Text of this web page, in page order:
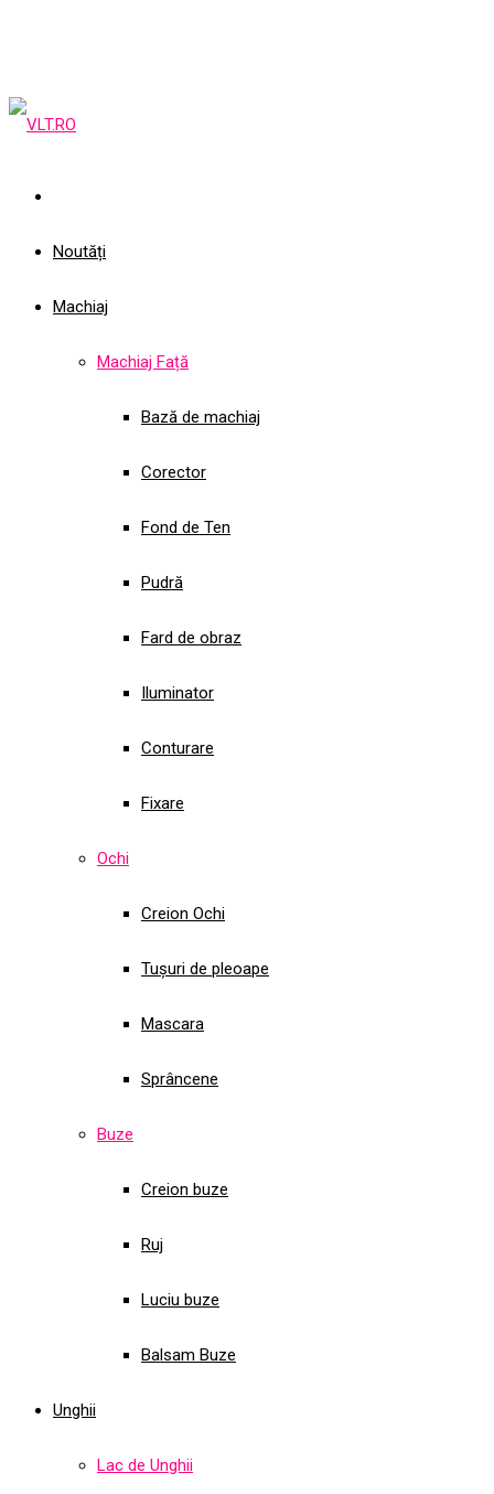
Noutăți
Machiaj
Machiaj Față
Bază de machiaj
Corector
Fond de Ten
Pudră
Fard de obraz
Iluminator
Conturare
Fixare
Ochi
Creion Ochi
Tușuri de pleoape
Mascara
Sprâncene
Buze
Creion buze
Ruj
Luciu buze
Balsam Buze
Unghii
Lac de Unghii